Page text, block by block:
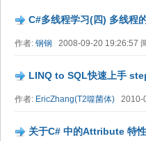
C#多线程学习(四) 多线程
作者: 钢钢 2008-09-20 19:26:57
LINQ to SQL快速上手
作者: EricZhang(T2噬菌体) 2010-
关于C# 中的Attribute 特性